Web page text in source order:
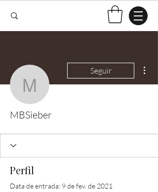
MBSieber
Seguir
MBSieber
Perfil
Data de entrada: 9 de fev. de 2021